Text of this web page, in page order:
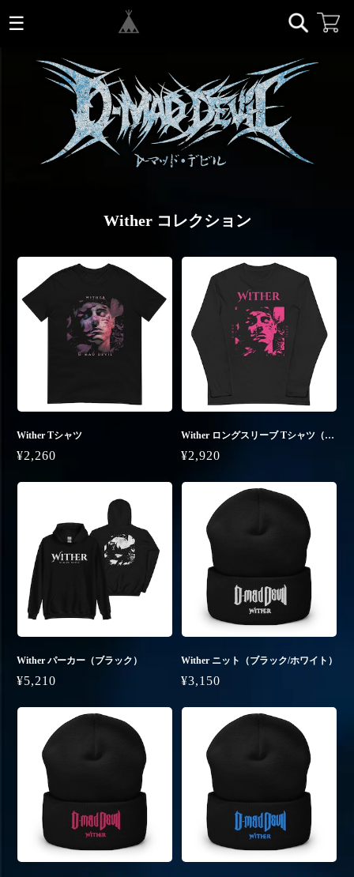
☰ ✖
Wither コレクション
Wither Tシャツ
¥2,260
Wither ロングスリーブ Tシャツ（ブラック）
¥2,920
Wither パーカー（ブラック）
¥5,210
Wither ニット（ブラック/ホワイト）
¥3,150